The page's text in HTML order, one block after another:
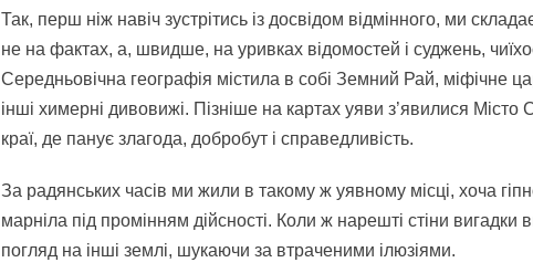
Так, перш ніж навіч зустрітись із досвідом відмінного, ми
не на фактах, а, швидше, на уривках відомостей і суджень,
Середньовічна географія містила в собі Земний Рай, міфічне
інші химерні дивовижі. Пізніше на картах уяви з’явилися
краї, де панує злагода, добробут і справедливість.
За радянських часів ми жили в такому ж уявному місці, хоча
марніла під промінням дійсності. Коли ж нарешті стіни вигадки
погляд на інші землі, шукаючи за втраченими ілюзіями.